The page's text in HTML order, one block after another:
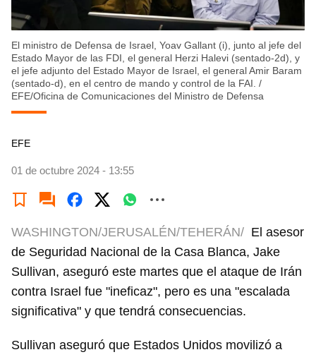
El ministro de Defensa de Israel, Yoav Gallant (i), junto al jefe del
Estado Mayor de las FDI, el general Herzi Halevi (sentado-2d), y
el jefe adjunto del Estado Mayor de Israel, el general Amir Baram
(sentado-d), en el centro de mando y control de la FAI. /
EFE/Oficina de Comunicaciones del Ministro de Defensa
EFE
01 de octubre 2024 - 13:55
WASHINGTON/JERUSALÉN/TEHERÁN/ El asesor
de Seguridad Nacional de la Casa Blanca, Jake
Sullivan, aseguró este martes que el ataque de Irán
contra Israel fue "ineficaz", pero es una "escalada
significativa" y que tendrá consecuencias.
Sullivan aseguró que Estados Unidos movilizó a